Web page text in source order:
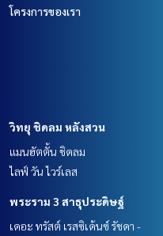
โครงการของเรา
วิทยุ ชิดลม หลังสวน
แมนฮัตตั้น ชิดลม
ไลฟ์ วัน ไวร์เลส
พระราม 3 สาธุประดิษฐ์
เดอะ ทรัสต์ เรสซิเด้นซ์ รัชดา -